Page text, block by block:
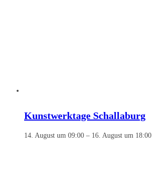
Kunstwerktage Schallaburg
14. August um 09:00 – 16. August um 18:00